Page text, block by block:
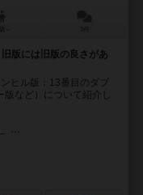
版には旧版の良さがあ
ヒル版：13番目のダブ
など）について紹介し